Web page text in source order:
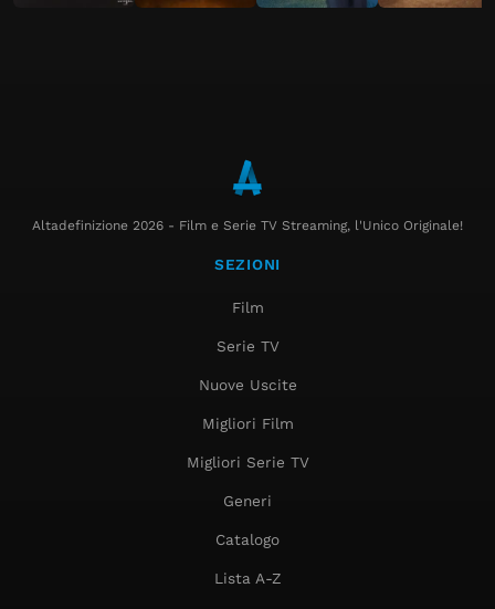
Altadefinizione 2026 - Film e Serie TV Streaming, l'Unico Originale!
SEZIONI
Film
Serie TV
Nuove Uscite
Migliori Film
Migliori Serie TV
Generi
Catalogo
Lista A-Z